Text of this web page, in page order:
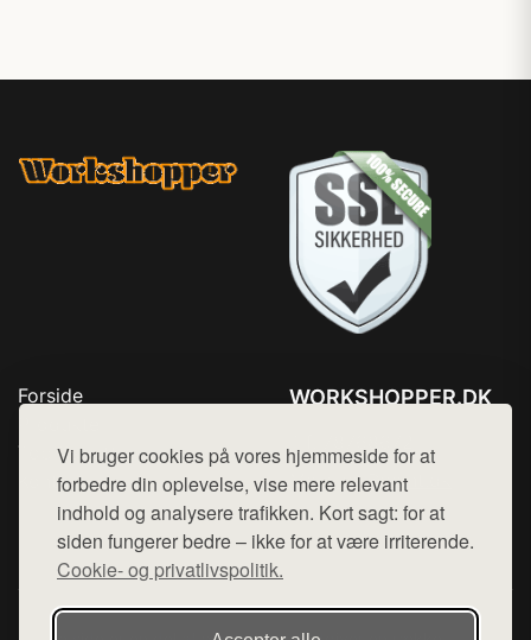
Vi bruger cookies på vores hjemmeside for at
forbedre din oplevelse, vise mere relevant
indhold og analysere trafikken. Kort sagt: for at
siden fungerer bedre – ikke for at være irriterende.
Cookie- og privatlivspolitik.
Forside
Top Rabatter
Kontakt
WORKSHOPPER.DK
Mail: hej@want.dk
Cookie- og privatlivspolitik